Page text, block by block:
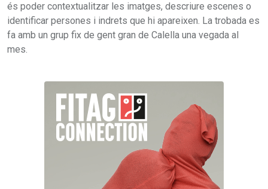
és poder contextualitzar les imatges, descriure escenes o
identificar persones i indrets que hi apareixen. La trobada es
fa amb un grup fix de gent gran de Calella una vegada al
mes.